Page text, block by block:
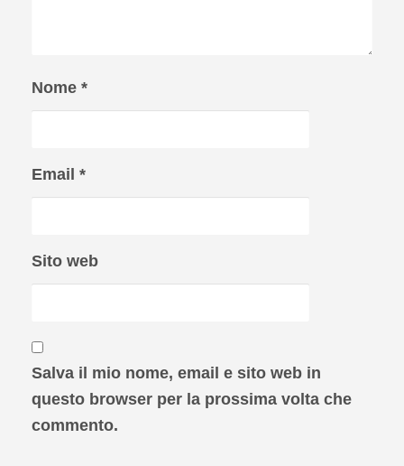
Nome *
Email *
Sito web
Salva il mio nome, email e sito web in
questo browser per la prossima volta che
commento.